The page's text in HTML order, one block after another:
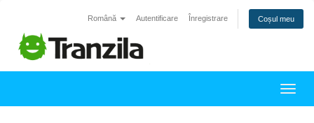
Română Autentificare Înregistrare Coșul meu